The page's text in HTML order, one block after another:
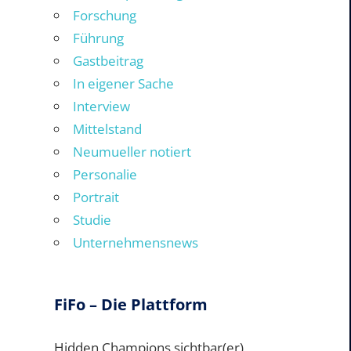
Forschung
Führung
Gastbeitrag
In eigener Sache
Interview
Mittelstand
Neumueller notiert
Personalie
Portrait
Studie
Unternehmensnews
FiFo – Die Plattform
Hidden Champions sichtbar(er)